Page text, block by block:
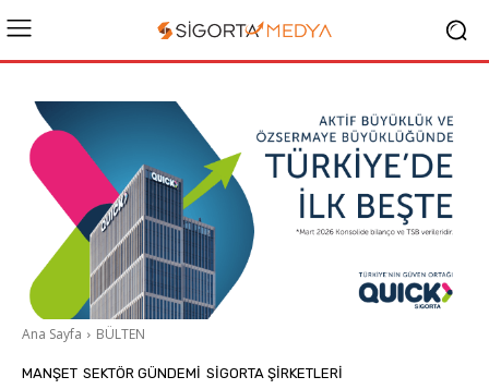
Ana Sayfa BÜLTEN
MANŞET SEKTÖR GÜNDEMİ SIGORTA ŞIRKETLERI